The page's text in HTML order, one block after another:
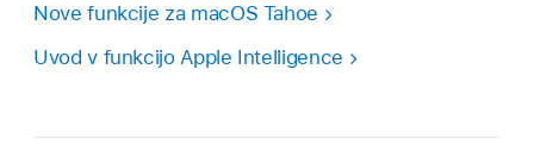
Nove funkcije za macOS Tahoe
Uvod v funkcijo Apple Intelligence